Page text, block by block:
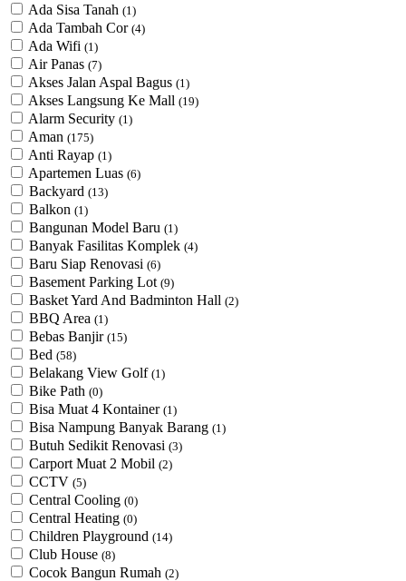
Ada Sisa Tanah (1)
Ada Tambah Cor (4)
Ada Wifi (1)
Air Panas (7)
Akses Jalan Aspal Bagus (1)
Akses Langsung Ke Mall (19)
Alarm Security (1)
Aman (175)
Anti Rayap (1)
Apartemen Luas (6)
Backyard (13)
Balkon (1)
Bangunan Model Baru (1)
Banyak Fasilitas Komplek (4)
Baru Siap Renovasi (6)
Basement Parking Lot (9)
Basket Yard And Badminton Hall (2)
BBQ Area (1)
Bebas Banjir (15)
Bed (58)
Belakang View Golf (1)
Bike Path (0)
Bisa Muat 4 Kontainer (1)
Bisa Nampung Banyak Barang (1)
Butuh Sedikit Renovasi (3)
Carport Muat 2 Mobil (2)
CCTV (5)
Central Cooling (0)
Central Heating (0)
Children Playground (14)
Club House (8)
Cocok Bangun Rumah (2)